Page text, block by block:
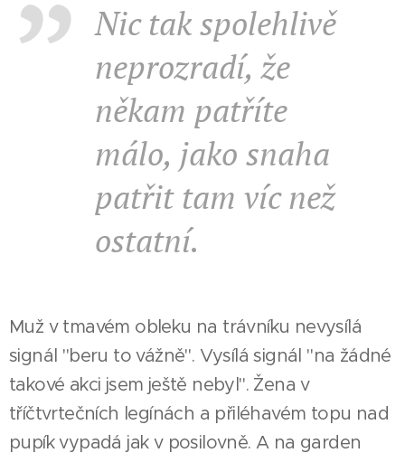
Nic tak spolehlivě
neprozradí, že
někam patříte
málo, jako snaha
patřit tam víc než
ostatní.
Muž v tmavém obleku na trávníku nevysílá
signál "beru to vážně". Vysílá signál "na žádné
takové akci jsem ještě nebyl". Žena v
tříčtvrtečních legínách a přiléhavém topu nad
pupík vypadá jak v posilovně. A na garden